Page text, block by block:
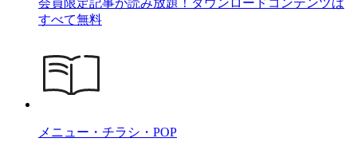
すべて無料
メニュー・チラシ・POP